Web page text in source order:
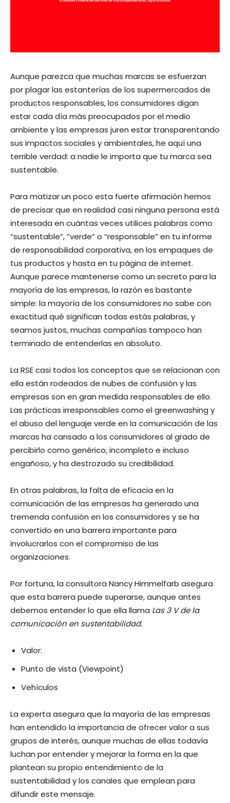
Aunque parezca que muchas marcas se esfuerzan
por plagar las estanterías de los supermercados de
productos responsables, los consumidores digan
estar cada día más preocupados por el medio
ambiente y las empresas juren estar transparentando
sus impactos sociales y ambientales, he aquí una
terrible verdad: a nadie le importa que tu marca sea
sustentable.
Para matizar un poco esta fuerte afirmación hemos
de precisar que en realidad casi ninguna persona está
interesada en cuántas veces utilices palabras como
“sustentable”, “verde” o “responsable” en tu informe
de responsabilidad corporativa, en los empaques de
tus productos y hasta en tu página de internet.
Aunque parece mantenerse como un secreto para la
mayoría de las empresas, la razón es bastante
simple: la mayoría de los consumidores no sabe con
exactitud qué significan todas estás palabras, y
seamos justos, muchas compañías tampoco han
terminado de entenderlas en absoluto.
La RSE casi todos los conceptos que se relacionan con
ella están rodeados de nubes de confusión y las
empresas son en gran medida responsables de ello.
Las prácticas irresponsables como el greenwashing y
el abuso del lenguaje verde en la comunicación de las
marcas ha cansado a los consumidores al grado de
percibirlo como genérico, incompleto e incluso
engañoso, y ha destrozado su credibilidad.
En otras palabras, la falta de eficacia en la
comunicación de las empresas ha generado una
tremenda confusión en los consumidores y se ha
convertido en una barrera importante para
involucrarlos con el compromiso de las
organizaciones.
Por fortuna, la consultora Nancy Himmelfarb asegura
que esta barrera puede superarse, aunque antes
debemos entender lo que ella llama Las 3 V de la
comunicación en sustentabilidad.
Valor:
Punto de vista (Viewpoint)
Vehículos
La experta asegura que la mayoría de las empresas
han entendido la importancia de ofrecer valor a sus
grupos de interés, aunque muchas de ellas todavía
luchan por entender y mejorar la forma en la que
plantean su propio entendimiento de la
sustentabilidad y los canales que emplean para
difundir este mensaje.